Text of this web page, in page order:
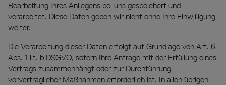
Bearbeitung Ihres Anliegens bei uns gespeichert und
verarbeitet. Diese Daten geben wir nicht ohne Ihre Einwilligung
weiter.
Die Verarbeitung dieser Daten erfolgt auf Grundlage von Art. 6
Abs. 1 lit. b DSGVO, sofern Ihre Anfrage mit der Erfüllung eines
Vertrags zusammenhängt oder zur Durchführung
vorvertraglicher Maßnahmen erforderlich ist. In allen übrigen